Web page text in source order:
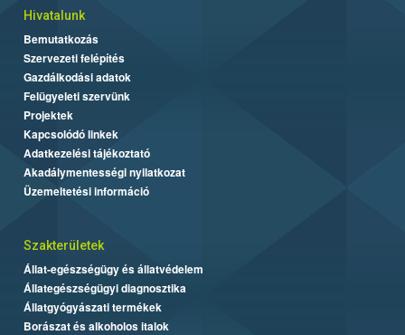
Hivatalunk
Bemutatkozás
Szervezeti felépítés
Gazdálkodási adatok
Felügyeleti szervünk
Projektek
Kapcsolódó linkek
Adatkezelési tájékoztató
Akadálymentességi nyilatkozat
Üzemeltetési információ
Szakterületek
Állat-egészségügy és állatvédelem
Állategészségügyi diagnosztika
Állatgyógyászati termékek
Borászat és alkoholos italok